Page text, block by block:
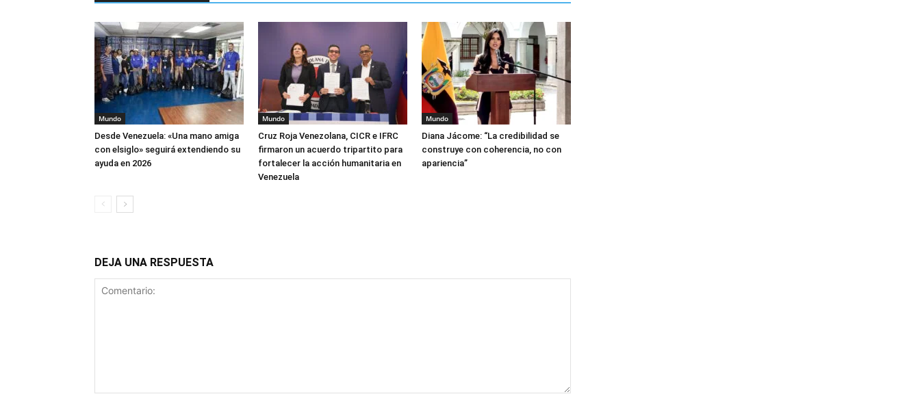
Mundo
Desde Venezuela: «Una mano amiga
con elsiglo» seguirá extendiendo su
ayuda en 2026
Mundo
Cruz Roja Venezolana, CICR e IFRC
firmaron un acuerdo tripartito para
fortalecer la acción humanitaria en
Venezuela
Mundo
Diana Jácome: “La credibilidad se
construye con coherencia, no con
apariencia”
DEJA UNA RESPUESTA